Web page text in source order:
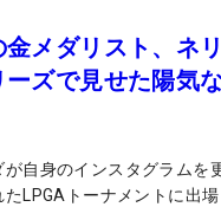
メダリスト、ネ
ーズで見せた陽気
が自身のインスタグラムを
たLPGAトーナメントに出